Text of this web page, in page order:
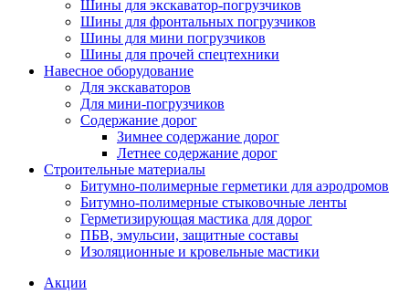
Шины для экскаватор-погрузчиков
Шины для фронтальных погрузчиков
Шины для мини погрузчиков
Шины для прочей спецтехники
Навесное оборудование
Для экскаваторов
Для мини-погрузчиков
Содержание дорог
Зимнее содержание дорог
Летнее содержание дорог
Строительные материалы
Битумно-полимерные герметики для аэродромов
Битумно-полимерные стыковочные ленты
Герметизирующая мастика для дорог
ПБВ, эмульсии, защитные составы
Изоляционные и кровельные мастики
Акции